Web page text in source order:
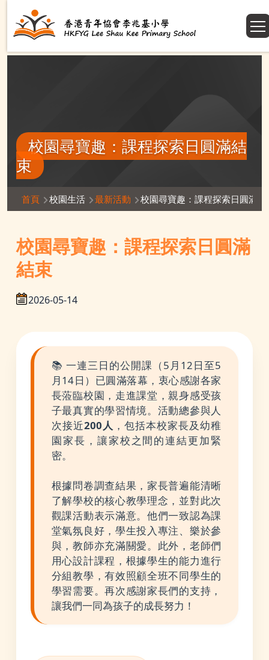
移至主內容
校園尋寶趣：課程探索日圓滿結
束
導
航
連
結
首頁 校園生活 最新活動 校園尋寶趣：課程探索日圓滿結
校園尋寶趣：課程探索日圓滿
結束
2026-05-14
📚 一連三日的公開課（5月12日至5
月14日）已圓滿落幕，衷心感謝各家
長蒞臨校園，走進課堂，親身感受孩
子最真實的學習情境。活動總參與人
次接近200人 ，包括本校家長及幼稚
園家長，讓家校之間的連結更加緊
密。
根據問卷調查結果，家長普遍能清晰
了解學校的核心教學理念，並對此次
觀課活動表示滿意。他們一致認為課
堂氣氛良好，學生投入專注、樂於參
與，教師亦充滿關愛。此外，老師們
用心設計課程，根據學生的能力進行
分組教學，有效照顧全班不同學生的
學習需要。再次感謝家長們的支持，
讓我們一同為孩子的成長努力！